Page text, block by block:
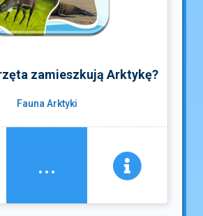
zamieszkują Arktykę?
Fauna Arktyki
...